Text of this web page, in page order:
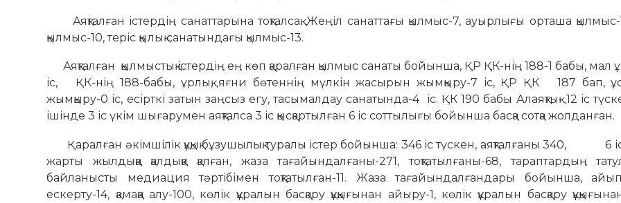
Аяқталған істердің санаттарына тоқталсақ. Жеңіл санаттағы қылмыс-7, ауырлығы орташа
қылмыс-10, теріс қылық санатындағы қылмыс-13.
Аяқталған қылмыстық істердің ең көп қаралған қылмыс санаты бойынша, ҚР ҚК-нің 188-1 бабы, мал
іс, ҚК-нің 188-бабы, ұрлық, яғни бөтеннің мүлкін жасырын жымқыру-7 іс, ҚР ҚК 187 бап,
жымқыру-0 іс, есірткі затын заңсыз егу, тасымалдау санатында-4 іс. ҚК 190 бабы Алаяқтық- 12 іс
ішінде 3 іс үкім шығарумен аяқталса 3 іс қысқартылған 6 іс соттылығы бойынша басқа сотқа жолданған.
Қаралған әкімшілік құқық бұзушылық туралы істер бойынша: 346 іс түскен, аяқталғаны 340, 6
жарты жылдыққа қалдыққа қалған, жаза тағайындалғаны-271, тоқтатылғаны-68, тараптардың
байланысты медиация тәртібімен тоқтатылған-11. Жаза тағайындалғандары бойынша,
ескерту-14, қамаққа алу-100, көлік құралын басқару құқығынан айыру-1, көлік құралын басқару